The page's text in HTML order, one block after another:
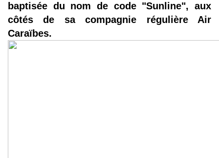
baptisée du nom de code "Sunline", aux
côtés de sa compagnie régulière Air
Caraïbes.